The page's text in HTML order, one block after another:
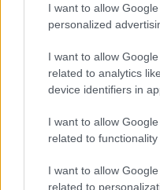
I want to allow
personalized
I want to allow
related to analytics
device identifiers in
I want to allow
related to
I want to allow
related to
Abdul El-
dietro il
Condanna Putin,
pubblica. Ma sul
parola.
9 Agosto 2026, 10:08